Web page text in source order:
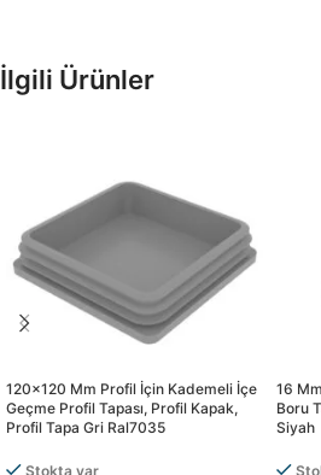
İlgili Ürünler
120×120 Mm Profil İçin Kademeli İçe
Geçme Profil Tapası, Profil Kapak,
Profil Tapa Gri Ral7035
Stokta var
16
Boru
Siyah